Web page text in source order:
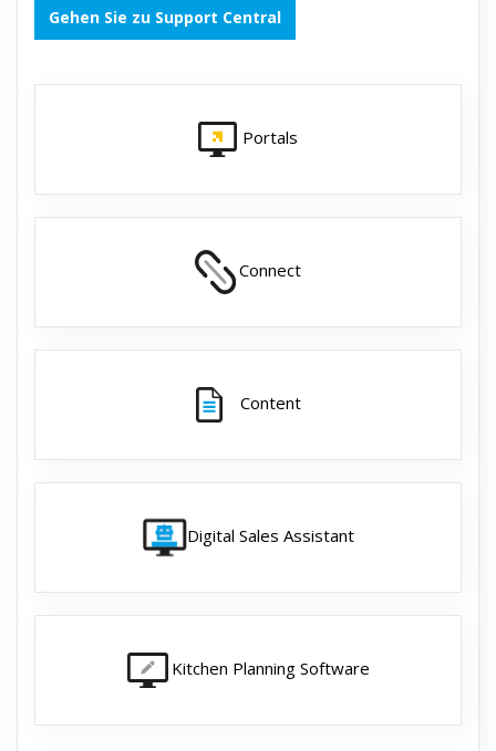
Gehen Sie zu Support Central
Portals
Connect
Content
Digital Sales Assistant
Kitchen Planning Software